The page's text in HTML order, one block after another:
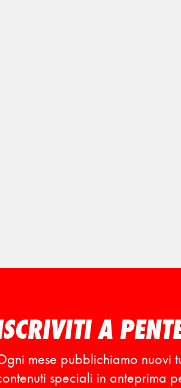
A
mese pubblichiamo nuovi
speciali in anteprima